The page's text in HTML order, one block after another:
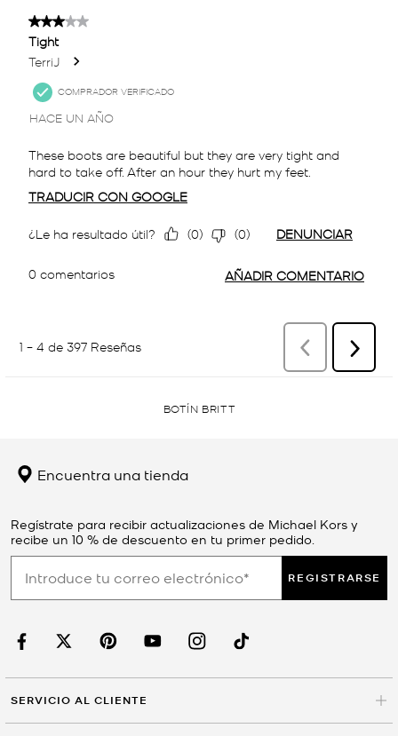
BOTÍN BRITT
Encuentra una tienda
Regístrate para recibir actualizaciones de Michael Kors y
recibe un 10 % de descuento en tu primer pedido.
REGISTRARSE
SERVICIO AL CLIENTE